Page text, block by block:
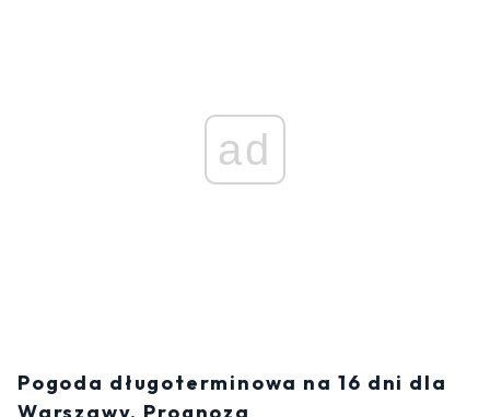
ad
Pogoda długoterminowa na 16 dni dla
Warszawy. Prognoza